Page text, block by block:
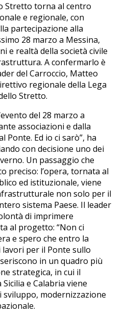
Stretto torna al centro
e regionale, con
partecipazione alla
28 marzo a Messina,
e realtà della società civile
A confermarlo è
del Carroccio, Matteo
regionale della Lega
Stretto.
del 28 marzo a
associazioni e dalla
Ponte. Ed io ci sarò”, ha
con decisione uno dei
Un passaggio che
preciso: l’opera, tornata al
ed istituzionale, viene
non solo per il
sistema Paese. Il leader
di imprimere
al progetto: “Non ci
e spero che entro la
per il Ponte sullo
in un quadro più
strategica, in cui il
e Calabria viene
modernizzazione